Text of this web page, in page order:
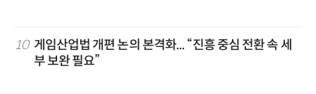
10 게임산업법 개편 논의 본격화... “진흥 중심 전환 속 세
부 보완 필요”